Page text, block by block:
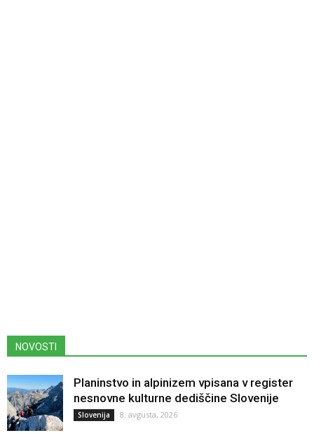
NOVOSTI
Planinstvo in alpinizem vpisana v register
nesnovne kulturne dediščine Slovenije
Slovenija 8. avgusta, 2026